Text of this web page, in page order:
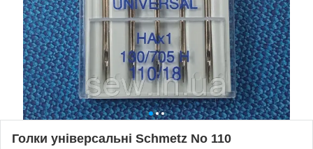
Голки універсальні Schmetz No 110